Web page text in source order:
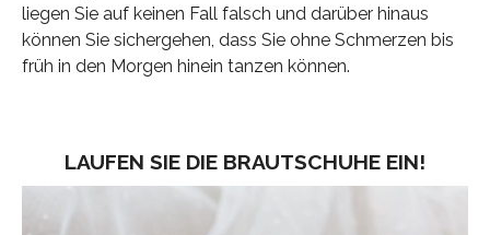
liegen Sie auf keinen Fall falsch und darüber hinaus
können Sie sichergehen, dass Sie ohne Schmerzen bis
früh in den Morgen hinein tanzen können.
LAUFEN SIE DIE BRAUTSCHUHE EIN!